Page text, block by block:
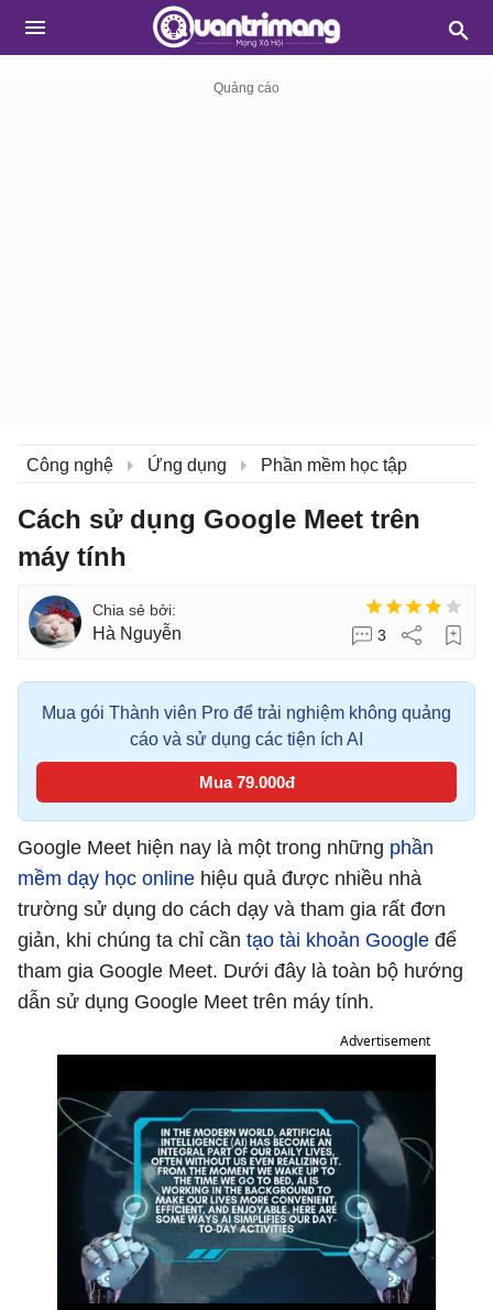
Công nghệ Ứng dụng Phần mềm học tập
Cách sử dụng Google Meet trên
máy tính
Hà Nguyễn 3
Mua gói Thành viên Pro để trải nghiệm không quảng
cáo và sử dụng các tiện ích AI
Mua 79.000đ
Google Meet hiện nay là một trong những phần
mềm dạy học online hiệu quả được nhiều nhà
trường sử dụng do cách dạy và tham gia rất đơn
giản, khi chúng ta chỉ cần tạo tài khoản Google để
tham gia Google Meet. Dưới đây là toàn bộ hướng
dẫn sử dụng Google Meet trên máy tính.
Advertisement